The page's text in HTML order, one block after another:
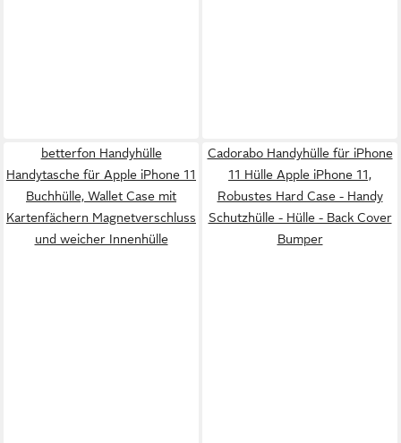
betterfon Handyhülle
Handytasche für Apple iPhone 11
Buchhülle, Wallet Case mit
Kartenfächern Magnetverschluss
und weicher Innenhülle
Cadorabo Handyhülle für iPhone
11 Hülle Apple iPhone 11,
Robustes Hard Case - Handy
Schutzhülle - Hülle - Back Cover
Bumper